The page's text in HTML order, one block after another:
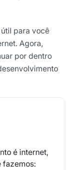
para você
Agora,
por dentro
é internet,
fazemos: